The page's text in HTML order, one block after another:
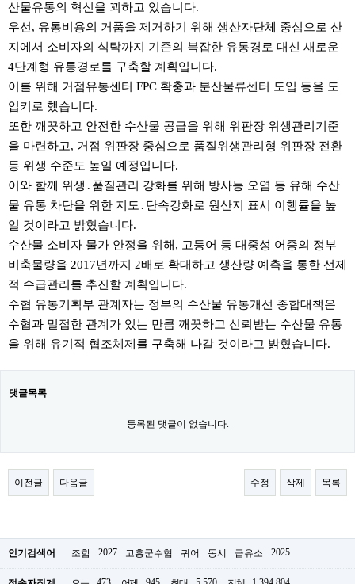
산물유통의 혁신을 꾀하고 있습니다.
우선, 유통비용의 거품을 제거하기 위해 생산자단체 중심으로 산
지에서 소비자의 식탁까지 기존의 복잡한 유통경로 대신 새로운
4단계형 유통경로를 구축할 계획입니다.
이를 위해 거점유통센터 FPC 확충과 분산물류센터 도입 등을 도
입키로 했습니다.
또한 깨끗하고 안전한 수산물 공급을 위해 위판장 위생관리기준
을 마련하고, 거점 위판장 중심으로 품질위생관리형 위판장 전환
등 위생 수준도 높일 예정입니다.
이와 함께 위생․품질관리 강화를 위해 방사능 오염 등 유해 수산
물 유통 차단을 위한 지도․단속강화로 원산지 표시 이행률을 높
일 것이라고 밝혔습니다.
수산물 소비자 물가 안정을 위해, 고등어 등 대중성 어종의 정부
비축물량을 2017년까지 2배로 확대하고 생산량 예측을 통한 선제
적 수급관리를 추진할 계획입니다.
수협 유통기획부 관계자는 정부의 수산물 유통개선 종합대책은
수협과 밀접한 관계가 있는 만큼 깨끗하고 신뢰받는 수산물 유통
을 위해 유기적 협조체제를 구축해 나갈 것이라고 밝혔습니다.
댓글목록
등록된 댓글이 없습니다.
이전글 다음글 수정 삭제 목록
인기검색어 조합 2027 고흥군수협 귀어 동시 급유소 2025